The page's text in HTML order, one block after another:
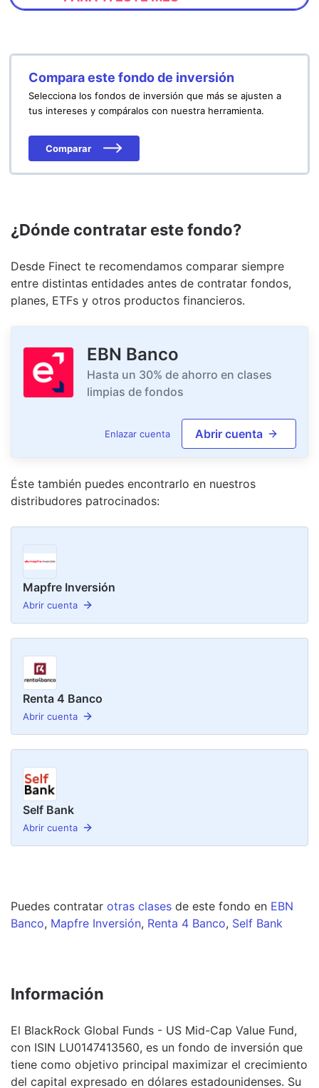
Compara este fondo de inversión
Selecciona los fondos de inversión que más se ajusten a
tus intereses y compáralos con nuestra herramienta.
Comparar
¿Dónde contratar este fondo?
Desde Finect te recomendamos comparar siempre
entre distintas entidades antes de contratar fondos,
planes, ETFs y otros productos financieros.
EBN Banco
Hasta un 30% de ahorro en clases
limpias de fondos
Enlazar cuenta Abrir cuenta
Éste también puedes encontrarlo en nuestros
distribudores patrocinados:
Mapfre Inversión
Abrir cuenta
Renta 4 Banco
Abrir cuenta
Self Bank
Abrir cuenta
Puedes contratar otras clases de este fondo en EBN
Banco, Mapfre Inversión, Renta 4 Banco, Self Bank
Información
El BlackRock Global Funds - US Mid-Cap Value Fund,
con ISIN LU0147413560, es un fondo de inversión que
tiene como objetivo principal maximizar el crecimiento
del capital expresado en dólares estadounidenses. Su